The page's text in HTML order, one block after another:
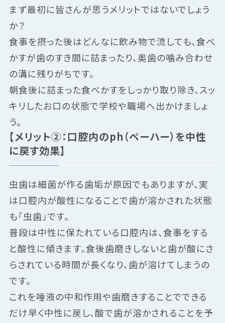
まず最初に皆さんが思うメリットではないでしょう
か？
食事を摂った後はどんなに飲み物で流しても、食べ
かすが歯のすき間に詰まったり、奥歯の噛み合わせ
の溝に残りがちです。
朝食後に詰まった食べかすをしっかり取り除き、スッ
キリしたお口の状態で学校や職場へ出かけましょ
う。
【メリット②：口腔内のph（ペーハー）を中性
に戻す効果】
虫歯は細菌が作る歯垢が原因でもありますが、実
は口腔内が酸性になることで歯が溶かされた状態
も「虫歯」です。
普段は中性に保たれている口腔内は、食事をする
と酸性に傾きます。食後歯磨きしないと歯が酸にさ
らされている時間が長くなり、歯が溶けてしまうの
です。
これを唾液の中和作用や歯磨きすることでできる
だけ早く中性に戻し、酸で歯が溶かされることを予